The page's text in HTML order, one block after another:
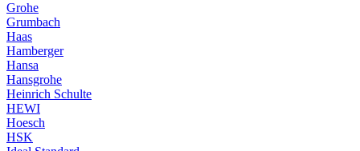
Grohe
Grumbach
Haas
Hamberger
Hansa
Hansgrohe
Heinrich Schulte
HEWI
Hoesch
HSK